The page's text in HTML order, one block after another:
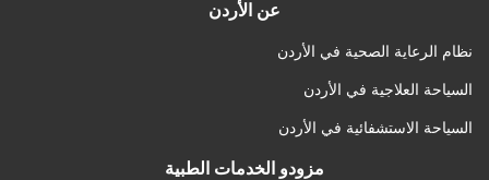
عن الأردن
نظام الرعاية الصحية في الأردن
السياحة العلاجية في الأردن
السياحة الاستشفائية في الأردن
مزودو الخدمات الطبية